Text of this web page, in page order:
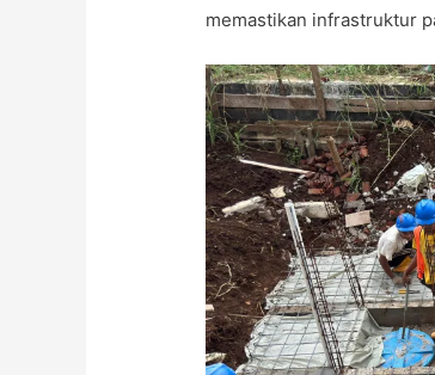
memastikan infrastruktur